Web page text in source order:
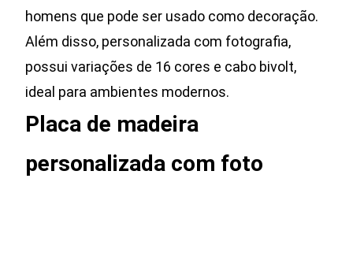
homens que pode ser usado como decoração.
Além disso, personalizada com fotografia,
possui variações de 16 cores e cabo bivolt,
ideal para ambientes modernos.
Placa de madeira
personalizada com foto